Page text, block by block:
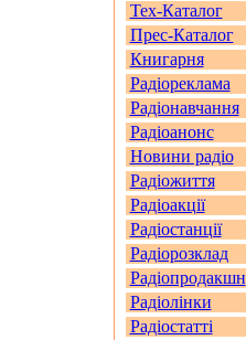
Тех-Каталог
Прес-Каталог
Книгарня
Радіореклама
Радіонавчання
Радіоанонс
Новини радіо
Радіожиття
Радіоакції
Радіостанції
Радіорозклад
Радіопродакшн
Радіолінки
Радіостатті